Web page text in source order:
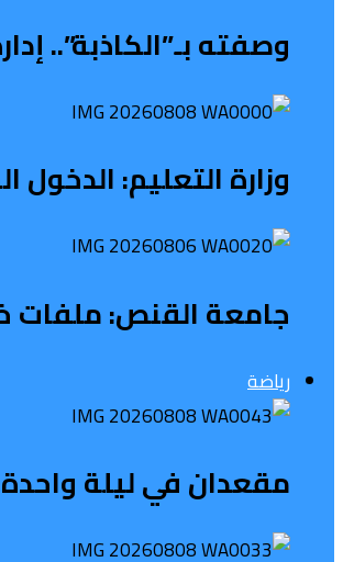
وصفته بـ”الكاذبة”..
وزارة التعليم:
جامعة القنص: ملفات
رياضة
مقعدان في ليلة